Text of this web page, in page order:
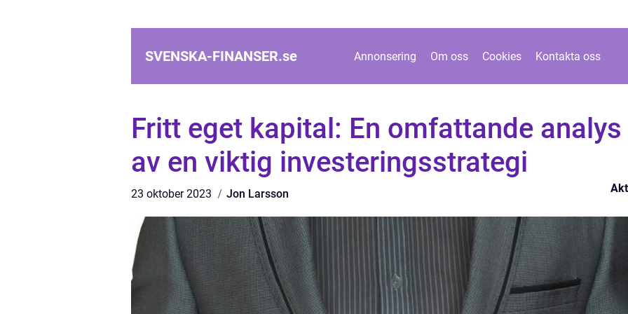
SVENSKA-FINANSER.se Annonsering Om oss Cookies Kontakta oss
Fritt eget kapital: En omfattande analys
av en viktig investeringsstrategi
23 oktober 2023 Jon Larsson